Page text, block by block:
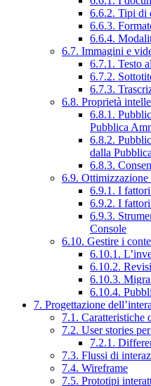
6.6.2. Tipi di
6.6.3.
6.6.4.
6.7. Immagini e
6.7.1. Testo
6.7.2.
6.7.3.
6.8. Proprietà
6.8.1.
Pubblica
6.8.2.
dalla
6.8.3.
6.9.
6.9.1. I fattori
6.9.2. I fattori
6.9.3.
Console
6.10. Gestire i
6.10.1.
6.10.2.
6.10.3.
6.10.4.
7. Progettazione
7.1. Caratteristiche
7.2. User stories
7.2.1.
7.3. Flussi di
7.4. Wireframe
7.5. Prototipi